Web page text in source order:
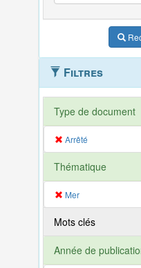
Filtres
Type de document
Arrêté
Thématique
Mer
Mots clés
Année de